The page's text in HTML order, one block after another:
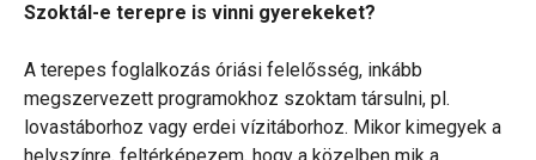
Szoktál-e terepre is vinni gyerekeket?
A terepes foglalkozás óriási felelősség, inkább
megszervezett programokhoz szoktam társulni, pl.
lovastáborhoz vagy erdei vízitáborhoz. Mikor kimegyek a